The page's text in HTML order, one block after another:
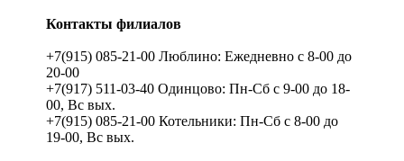
Контакты филиалов
+7(915) 085-21-00 Люблино: Ежедневно с 8-00 до
20-00
+7(917) 511-03-40 Одинцово: Пн-Сб с 9-00 до 18-
00, Вс вых.
+7(915) 085-21-00 Котельники: Пн-Сб с 8-00 до
19-00, Вс вых.